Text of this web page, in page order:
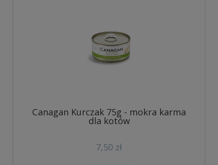
Canagan Kurczak 75g - mokra karma
dla kotów
7,50 zł